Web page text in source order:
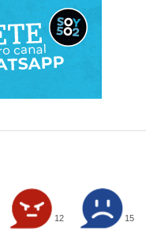
12 15